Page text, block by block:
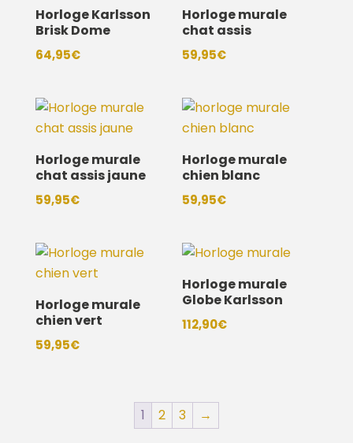
Horloge Karlsson
Brisk Dome
64,95€
Horloge murale
chat assis
59,95€
Horloge murale
chat assis jaune
59,95€
Horloge murale
chien blanc
59,95€
Horloge murale
chien vert
59,95€
Horloge murale
Globe Karlsson
112,90€
1 2 3 →